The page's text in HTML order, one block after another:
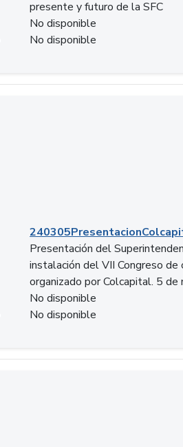
presente y futuro de la SFC
No disponible
No disponible
Presentación del
instalación del VII Congreso
organizado por Colcapital. 5
No disponible
No disponible